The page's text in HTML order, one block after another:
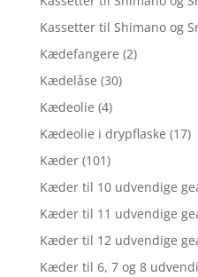
Kassetter til Shimano og
Kædefangere (2)
Kædelåse (30)
Kædeolie (4)
Kædeolie i drypflaske (17)
Kæder (101)
Kæder til 10 udvendige
Kæder til 11 udvendige
Kæder til 12 udvendige
Kæder til 6, 7 og 8